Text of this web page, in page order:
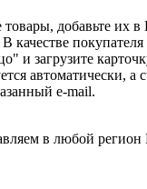
добавьте их в
качестве
и загрузите
автоматически, а
e-mail.
в любой регион